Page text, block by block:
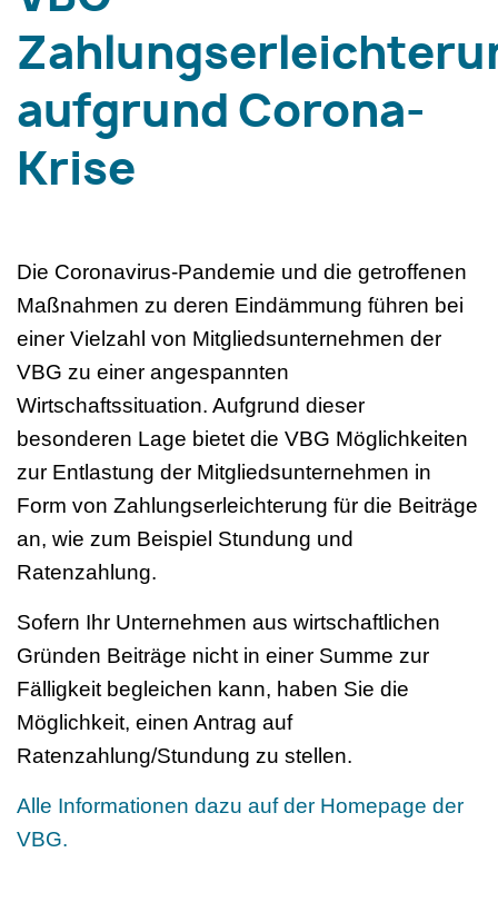
aufgrund Corona-
Krise
Die Coronavirus-Pandemie und die getroffenen
Maßnahmen zu deren Eindämmung führen bei
einer Vielzahl von Mitgliedsunternehmen der
VBG zu einer angespannten
Wirtschaftssituation. Aufgrund dieser
besonderen Lage bietet die VBG Möglichkeiten
zur Entlastung der Mitgliedsunternehmen in
Form von Zahlungserleichterung für die Beiträge
an, wie zum Beispiel Stundung und
Ratenzahlung.
Sofern Ihr Unternehmen aus wirtschaftlichen
Gründen Beiträge nicht in einer Summe zur
Fälligkeit begleichen kann, haben Sie die
Möglichkeit, einen Antrag auf
Ratenzahlung/Stundung zu stellen.
Alle Informationen dazu auf der Homepage der
VBG.